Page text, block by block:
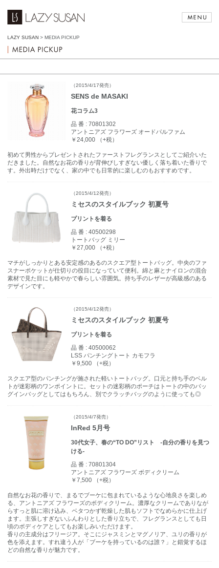
LAZY SUSAN > MEDIA PICKUP
（2015/4/17発売）
SENS de MASAKI
花コラム3
品 番 : 70801302
アントニアズ フラワーズ オードパルファム
￥24,000 （+税）
初めて男性からプレゼントされたファーストフレグランスとしてご紹介いた
だきました。自然なお花の香りが背伸びしすぎない優しく落ち着いた香りで
す。外出時だけでなく、家の中でも日常的に楽しむのもおすすめです。
（2015/4/12発売）
ミセスのスタイルブック 初夏号
プリントを着る
品 番 : 40500298
トートバッグ ミリー
￥27,000 （+税）
マチがしっかりとある安定感のあるのスクエア型トートバッグ。中央のファ
スナーポケットが仕切りの役目になっていて便利。綿と麻とナイロンの混合
素材で見た目にも軽やかで春らしい雰囲気。持ち手のレザーが高級感のある
デザインです。
（2015/4/12発売）
ミセスのスタイルブック 初夏号
プリントを着る
品 番 : 40500062
LSS パンチングトート カモフラ
￥9,500 （+税）
スクエア型のパンチングが施された軽いトートバッグ。口元と持ち手のベル
トが迷彩柄のワンポイントに。セットの迷彩柄のポーチはトートの中のバッ
グインバッグとしてはもちろん、別でクラッチバッグのように使っても◎
（2015/4/7発売）
InRed 5月号
30代女子、春の“TO DO”リスト -自分の香りを見つ
ける-
品 番 : 70801304
アントニアズ フラワーズ ボディクリーム
￥7,500 （+税）
自然なお花の香りで、まるでブーケに包まれているような心地良さを楽しめ
る、アントニアズ フラワーズのボディクリーム。濃厚なクリームでありなが
らすっと肌に溶け込み、ベタつかず乾燥した肌もソフトでなめらかに仕上げ
ます。主張しすぎないふんわりとした香り立ちで、フレグランスとしても日
頃のボディケアとしてもお楽しみいただけます。
香りの主成分はフリージア。そこにジャスミンとマグノリア、ユリの香りが
色を添えます。すれ違う人が「ブーケを持っているのは誰？」と錯覚するほ
どの自然な香りが魅力です。